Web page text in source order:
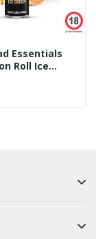
Essentials
Roll Ice